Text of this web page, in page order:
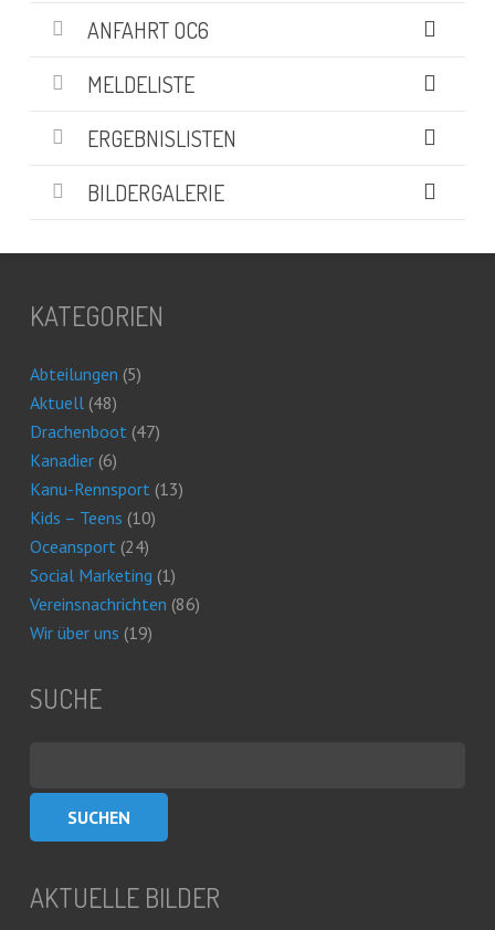
ANFAHRT OC6
MELDELISTE
ERGEBNISLISTEN
BILDERGALERIE
KATEGORIEN
Abteilungen (5)
Aktuell(48)
Drachenboot(47)
Kanadier(6)
Kanu-Rennsport(13)
Kids – Teens (10)
Oceansport(24)
Social Marketing (1)
Vereinsnachrichten (86)
Wir über uns (19)
SUCHE
AKTUELLE BILDER